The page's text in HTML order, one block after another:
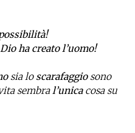
Dio ha creato l’uomo!
sia lo scarafaggiosono
sembral’unicacosa su